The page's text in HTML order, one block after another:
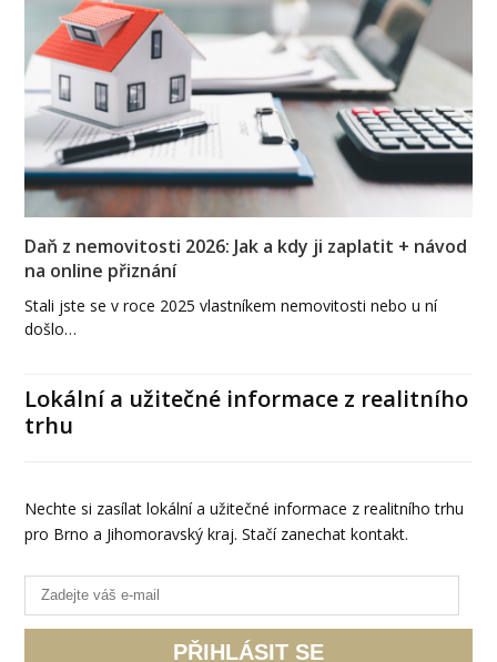
Daň z nemovitosti 2026: Jak a kdy ji zaplatit + návod
na online přiznání
Stali jste se v roce 2025 vlastníkem nemovitosti nebo u ní
došlo…
Lokální a užitečné informace z realitního
trhu
Nechte si zasílat lokální a užitečné informace z realitního trhu
pro Brno a Jihomoravský kraj. Stačí zanechat kontakt.